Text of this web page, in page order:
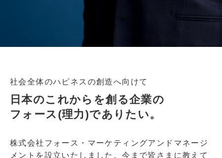
社会全体のハピネスの創造へ向けて
日本のこれからを創る企業の
フォース(理力)でありたい。
株式会社フォース・マーケティングアンドマネージ
メントを設立いたしました。今まで皆さまに教えて